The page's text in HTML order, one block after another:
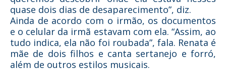
quase dois dias de desaparecimento”, diz.
Ainda de acordo com o irmão, os documentos
e o celular da irmã estavam com ela. “Assim, ao
tudo indica, ela não foi roubada”, fala. Renata é
mãe de dois filhos e canta sertanejo e forró,
além de outros estilos musicais.